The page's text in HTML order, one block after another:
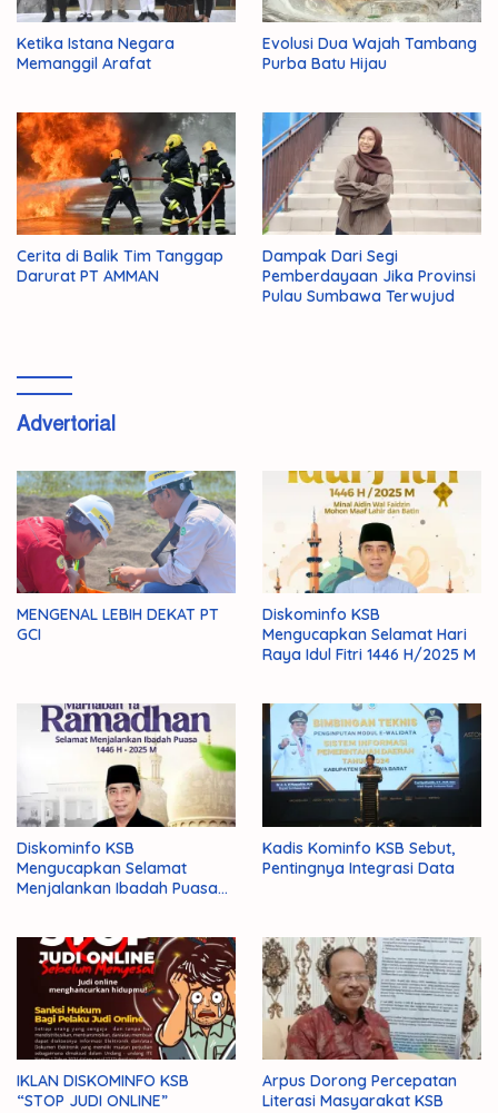
Ketika Istana Negara
Memanggil Arafat
Evolusi Dua Wajah Tambang
Purba Batu Hijau
Cerita di Balik Tim Tanggap
Darurat PT AMMAN
Dampak Dari Segi
Pemberdayaan Jika Provinsi
Pulau Sumbawa Terwujud
Advertorial
MENGENAL LEBIH DEKAT PT
GCI
Diskominfo KSB
Mengucapkan Selamat Hari
Raya Idul Fitri 1446 H/2025 M
Diskominfo KSB
Mengucapkan Selamat
Menjalankan Ibadah Puasa
Kadis Kominfo KSB Sebut,
Pentingnya Integrasi Data
IKLAN DISKOMINFO KSB
“STOP JUDI ONLINE”
Arpus Dorong Percepatan
Literasi Masyarakat KSB